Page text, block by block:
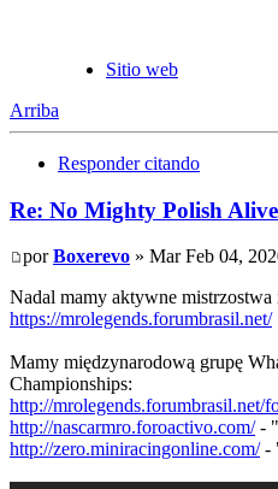
Sitio web
Arriba
Responder citando
Re: No Mighty Polish
porBoxerevo » Mar Feb 04,
Nadal mamy aktywne mistrzostwa
https://mrolegends.forumbrasil.net/
Mamy międzynarodową grupę
Championships:
http://mrolegends.forumbrasil.net/
http://nascarmro.foroactivo.com/-
http://zero.miniracingonline.com/-